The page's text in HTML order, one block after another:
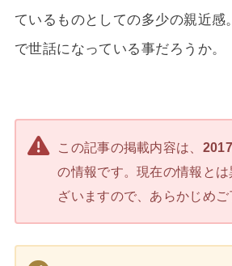
ているものとしての多少の親近感
で世話になっている事だろうか。
この記事の掲載内容は、
の情報です。現在の情報と
ざいますので、あらかじめご